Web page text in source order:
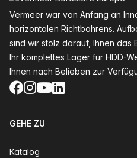
Vermeer war von Anfang an
horizontalen Richtbohrens.
sind wir stolz darauf, Ihnen das
Ihr komplettes Lager für HDD-
Ihnen nach Belieben zur
Facebook
Instagram
YouTube
LinkedIn
GEHE ZU
Katalog